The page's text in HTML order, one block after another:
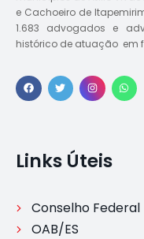
e Cachoeiro de
1.683 advogados e
histórico de atuação em
Links Úteis
Conselho Federal
OAB/ES